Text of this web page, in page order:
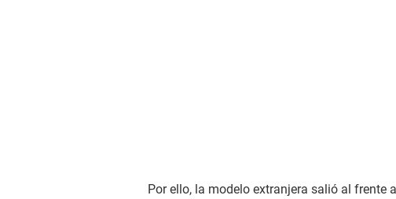
Por ello, la modelo extranjera salió al frente